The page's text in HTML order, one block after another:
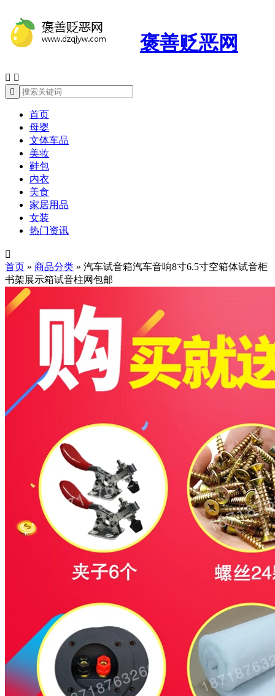
褒善贬恶网
 

首页
母婴
文体车品
美妆
鞋包
内衣
美食
家居用品
女装
热门资讯

首页 » 商品分类 » 汽车试音箱汽车音响8寸6.5寸空箱体试音柜
书架展示箱试音柱网包邮